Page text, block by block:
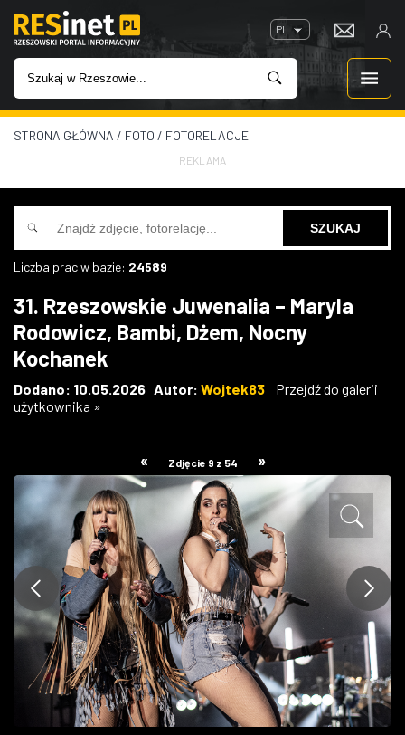
PL
WIADOMOŚCI
INWESTYCJE
IMPREZY
W KINACH
GASTRONOMIA
W RZESZOWIE
STRONA GŁÓWNA / FOTO / FOTORELACJE
REKLAMA
Liczba prac w bazie: 24589
31. Rzeszowskie Juwenalia – Maryla
Rodowicz, Bambi, Dżem, Nocny
Kochanek
Dodano: 10.05.2026 Autor: Wojtek83
Przejdź do galerii
użytkownika »
« Zdjęcie 9 z 54 »